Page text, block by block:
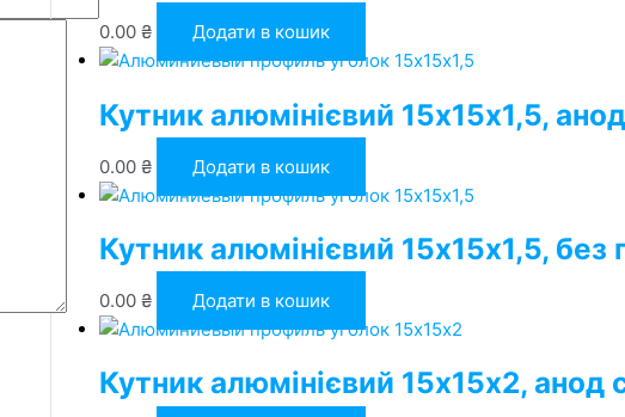
0.00₴ Додати в кошик
Кутник алюмінієвий 15х15х1,5,
0.00₴ Додати в кошик
Кутник алюмінієвий 15х15х1,5, без
0.00₴ Додати в кошик
Кутник алюмінієвий 15х15х2, анод